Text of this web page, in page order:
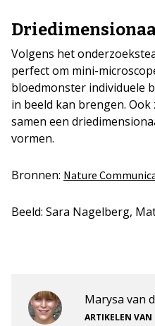
Volgens het
perfect om mini-
bloedmonster individuele
in beeld kan brengen.
samen een
vormen.
Bronnen: Nature
Beeld: Sara Nagelberg,
Marysa van
ARTIKELEN VAN